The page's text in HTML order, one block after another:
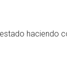
haciendo